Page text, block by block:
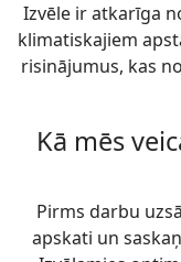
Izvēle ir atkarīga
klimatiskajiem
risinājumus, kas
Kā mēs
Pirms darbu
apskati un